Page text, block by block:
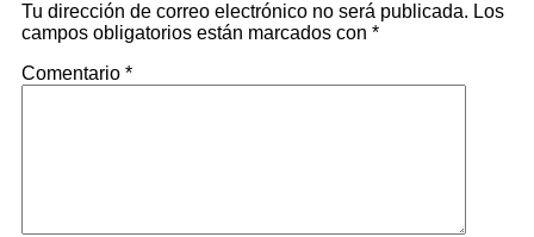
Tu dirección de correo electrónico no será publicada. Los
campos obligatorios están marcados con *
Comentario *